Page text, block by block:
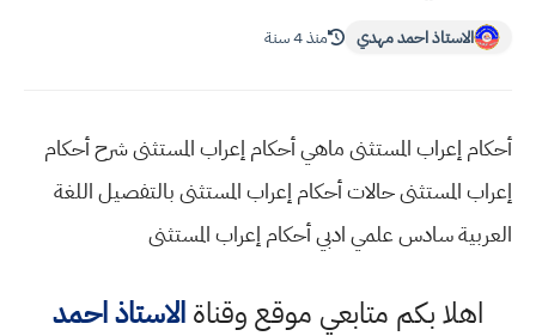
الاستاذ احمد مهدي منذ 4 سنة
أحكام إعراب المستثنى ماهي أحكام إعراب المستثنى شرح أحكام
إعراب المستثنى حالات أحكام إعراب المستثنى بالتفصيل اللغة
العربية سادس علمي ادبي أحكام إعراب المستثنى
اهلا بكم متابعي موقع وقناةالاستاذ احمد